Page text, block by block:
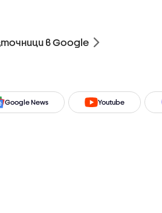
в Google
Google News Youtube